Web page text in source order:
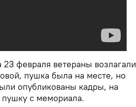
февраля ветераны возлагали
пушка была на месте, но
опубликованы кадры, на
пушку с мемориала.